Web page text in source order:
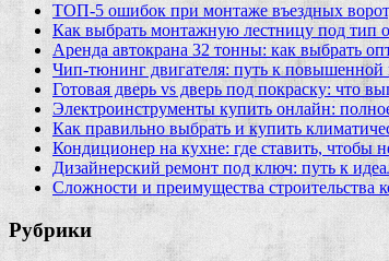
ТОП-5 ошибок при монтаже въездных
Как выбрать монтажную лестницу под тип
Аренда автокрана 32 тонны: как выбрать
Чип‑тюнинг двигателя: путь к
Готовая дверь vs дверь под покраску: что
Электроинструменты купить онлайн:
Как правильно выбрать и купить
Кондиционер на кухне: где ставить, чтобы
Дизайнерский ремонт под ключ: путь к
Сложности и преимущества строительства
Рубрики